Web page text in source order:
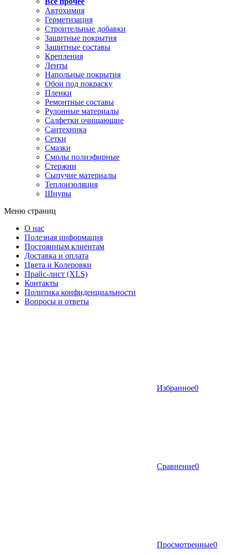
Автохимия
Герметизация
Строительные добавки
Защитные покрытия
Защитные составы
Крепления
Ленты
Напольные покрытия
Обои под покраску
Пленки
Ремонтные составы
Рулонные материалы
Салфетки очищающие
Сантехника
Сетки
Смазки
Смолы полиэфирные
Стержни
Сыпучие материалы
Теплоизоляция
Шнуры
Меню страниц
О нас
Полезная информация
Постоянным клиентам
Доставка и оплата
Цвета и Колеровки
Прайс-лист (XLS)
Контакты
Политика конфиденциальности
Вопросы и ответы
Избранное0
Сравнение0
Просмотренные0